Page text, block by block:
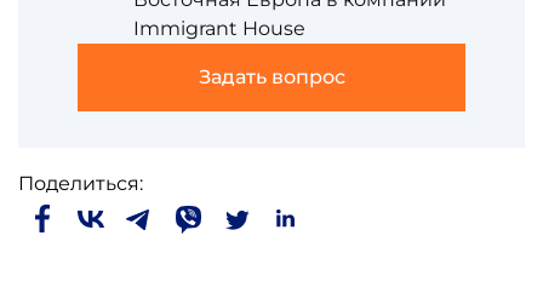
Immigrant House
Задать вопрос
Поделиться: